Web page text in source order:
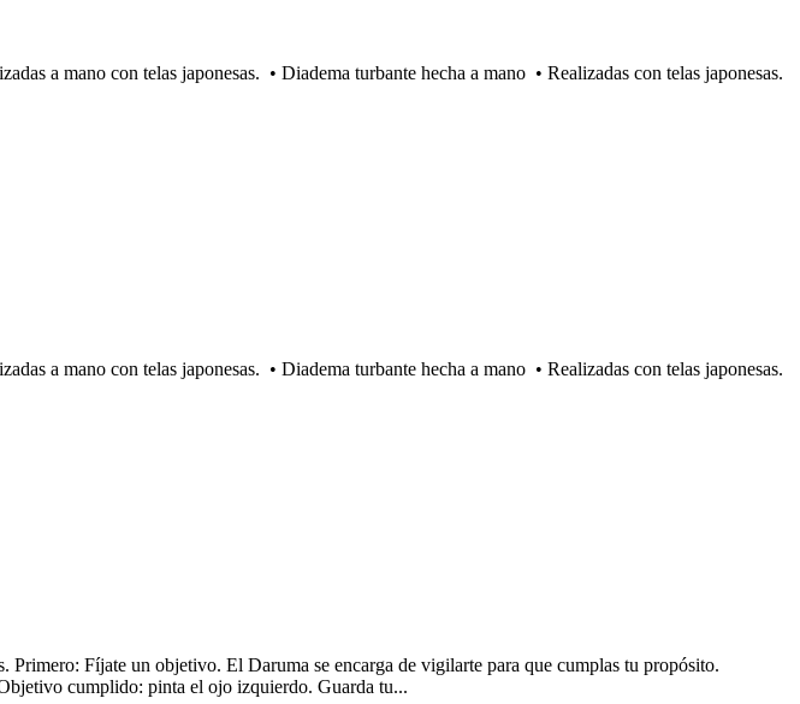
a mano con telas japonesas. • Diadema turbante hecha a mano • Realizadas con telas japonesas.
a mano con telas japonesas. • Diadema turbante hecha a mano • Realizadas con telas japonesas.
Fíjate un objetivo. El Daruma se encarga de vigilarte para que cumplas tu propósito.
cumplido: pinta el ojo izquierdo. Guarda tu...